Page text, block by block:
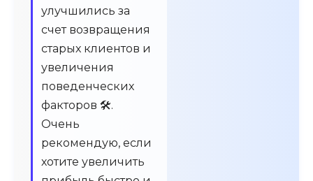
улучшились за
счет возвращения
старых клиентов и
увеличения
поведенческих
факторов 🛠️.
Очень
рекомендую, если
хотите увеличить